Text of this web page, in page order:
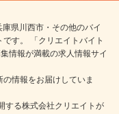
県川西市・その他のバイ
す。 「クリエイトバイト
情報が満載の求人情報サイ
情報をお届けしていま
する株式会社クリエイトが